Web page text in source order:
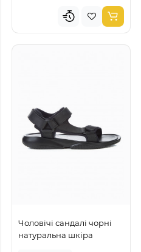
Чоловічі сандалі чорні
натуральна шкіра